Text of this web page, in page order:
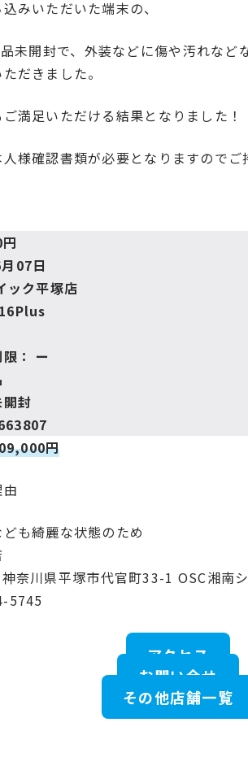
みいただいた端末の、
未開封で、外装などに傷や汚れなど
だきました。
満足いただける結果となりました！
様確認書類が必要となりますのでご
07日
ック平塚店
： ー
封
円
も綺麗な状態のため
奈川県平塚市代官町33-1 OSC湘南
5745
アクセス
お問い合せ
その他店舗一覧